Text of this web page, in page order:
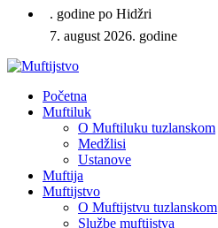
. godine po Hidžri
7. august 2026. godine
Početna
Muftiluk
O Muftiluku tuzlanskom
Medžlisi
Ustanove
Muftija
Muftijstvo
O Muftijstvu tuzlanskom
Službe muftijstva